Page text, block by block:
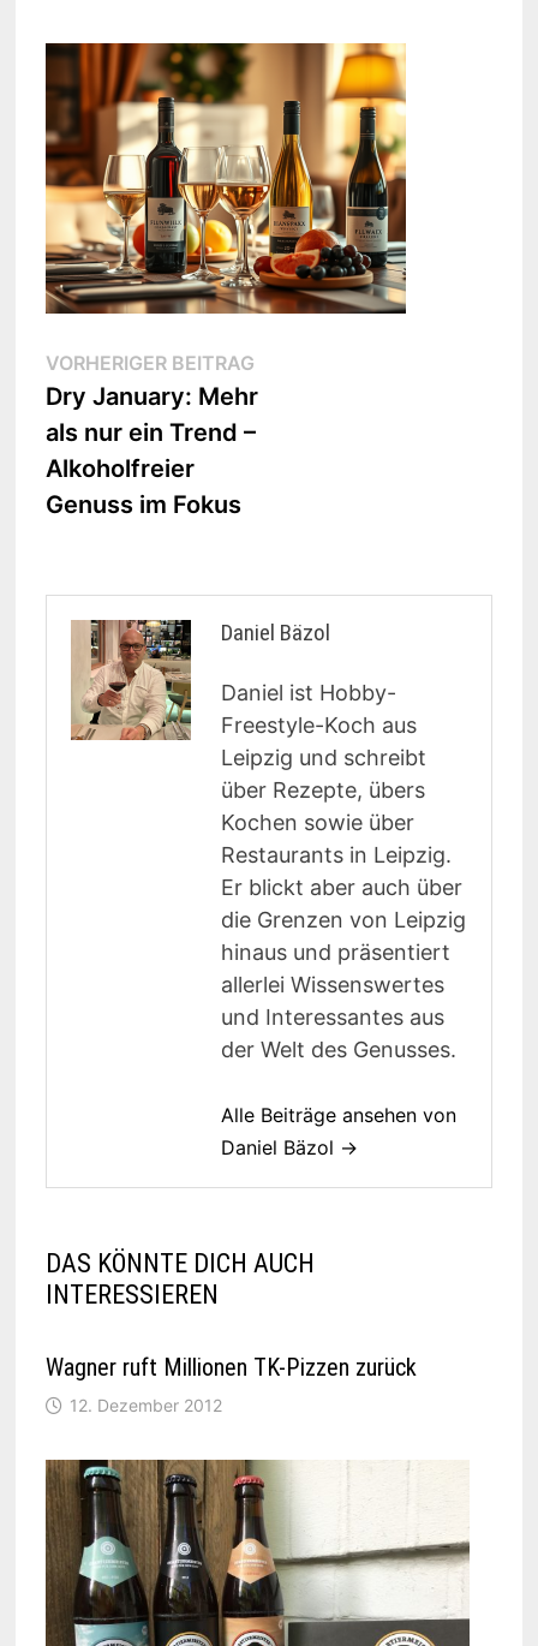
Beitragsnavigation
VORHERIGER BEITRAGVorheriger
Beitrag:
Dry January: Mehr
als nur ein Trend –
Alkoholfreier
Genuss im Fokus
Daniel Bäzol
Daniel ist Hobby-
Freestyle-Koch aus
Leipzig und schreibt
über Rezepte, übers
Kochen sowie über
Restaurants in Leipzig.
Er blickt aber auch über
die Grenzen von Leipzig
hinaus und präsentiert
allerlei Wissenswertes
und Interessantes aus
der Welt des Genusses.
Alle Beiträge ansehen von
Daniel Bäzol →
DAS KÖNNTE DICH AUCH
INTERESSIEREN
Wagner ruft Millionen TK-Pizzen zurück
12. Dezember 2012